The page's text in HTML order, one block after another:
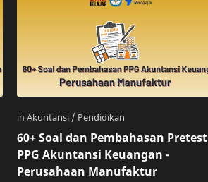
60+ Soal dan Pembahasan Pretest
PPG Akuntansi Keuangan -
Perusahaan Manufaktur